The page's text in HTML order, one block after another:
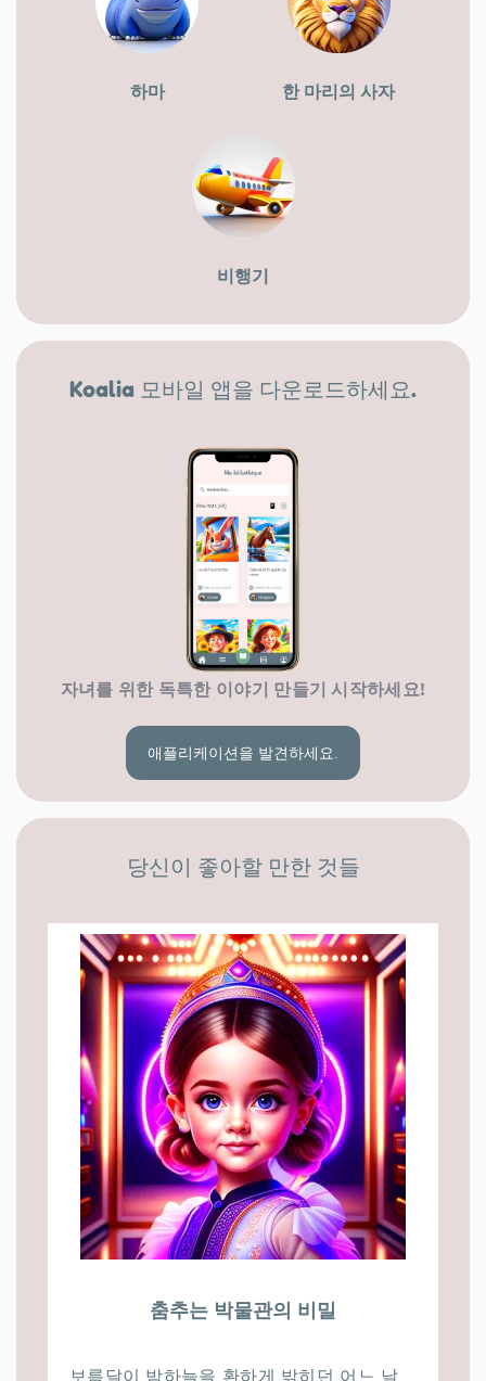
하마 한 마리의 사자
비행기
Koalia 모바일 앱을 다운로드하세요.
자녀를 위한 독특한 이야기 만들기 시작하세요!
애플리케이션을 발견하세요.
당신이 좋아할 만한 것들
춤추는 박물관의 비밀
보름달이 밤하늘을 환하게 밝히던 어느 날,